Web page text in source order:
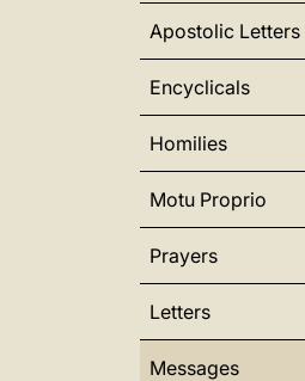
Apostolic Letters
Encyclicals
Homilies
Motu Proprio
Prayers
Letters
Messages